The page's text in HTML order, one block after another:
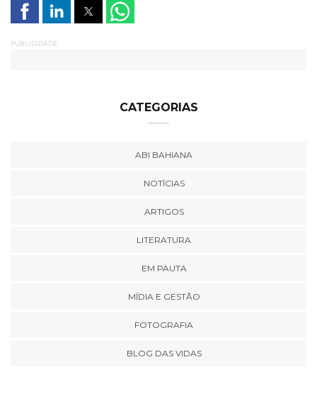
PUBLICIDADE
CATEGORIAS
ABI BAHIANA
NOTÍCIAS
ARTIGOS
LITERATURA
EM PAUTA
MÍDIA E GESTÃO
FOTOGRAFIA
BLOG DAS VIDAS